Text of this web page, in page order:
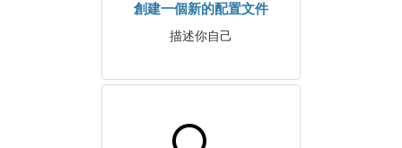
創建一個新的配置文件
描述你自己